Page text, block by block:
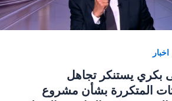
اخبار
يستنكر تجاهل
المتكررة بشأن مشروع